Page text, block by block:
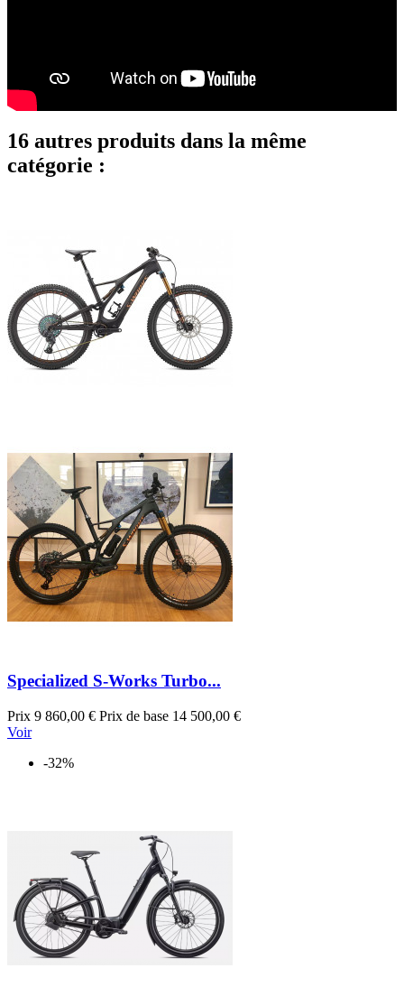
16 autres produits dans la même
catégorie :
Specialized S-Works Turbo...
Prix 9 860,00 € Prix de base 14 500,00 €
Voir
-32%